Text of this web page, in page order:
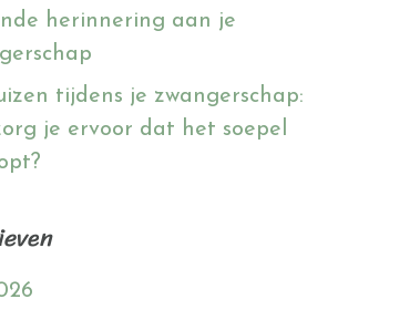
herinnering aan je
tijdens je zwangerschap:
je ervoor dat het soepel